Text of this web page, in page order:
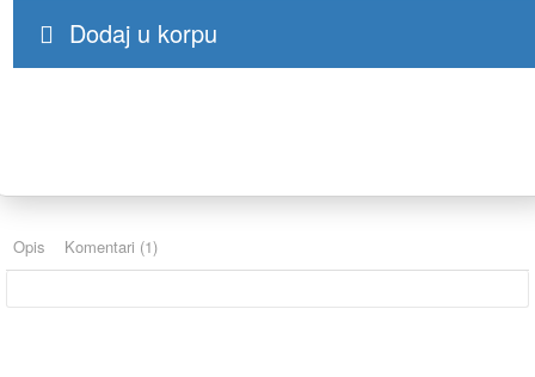
Dodaj u korpu
Opis Komentari (1)